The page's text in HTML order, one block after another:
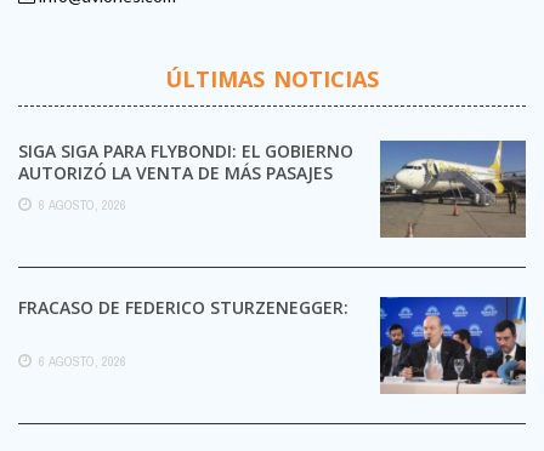
ÚLTIMAS NOTICIAS
SIGA SIGA PARA FLYBONDI: EL GOBIERNO
AUTORIZÓ LA VENTA DE MÁS PASAJES
6 AGOSTO, 2026
FRACASO DE FEDERICO STURZENEGGER:
6 AGOSTO, 2026